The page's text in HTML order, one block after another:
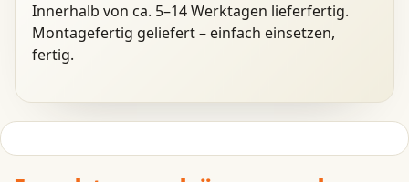
Innerhalb von ca. 5–14 Werktagen lieferfertig.
Montagefertig geliefert – einfach einsetzen,
fertig.